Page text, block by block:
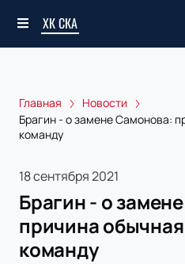
ХК СКА
Главная
Новости
Брагин - о замене Самонова:
команду
18 сентября 2021
Брагин - о
причина
команду